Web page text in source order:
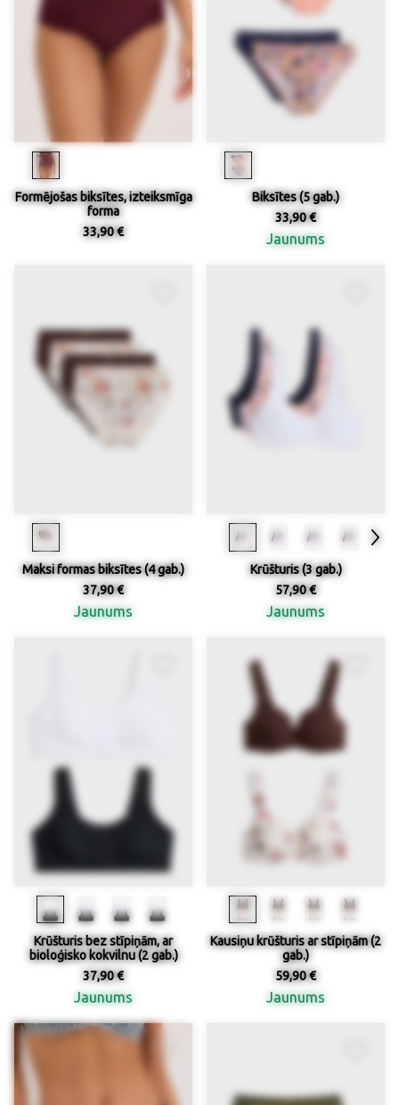
Formējošas biksītes, izteiksmīga
forma
33,90 €
Biksītes (5 gab.)
33,90 €
Jaunums
Maksi formas biksītes (4 gab.)
37,90 €
Jaunums
Krūšturis (3 gab.)
57,90 €
Jaunums
Krūšturis bez stīpiņām, ar
bioloģisko kokvilnu (2 gab.)
37,90 €
Jaunums
Kausiņu krūšturis ar stīpiņām (2
gab.)
59,90 €
Jaunums